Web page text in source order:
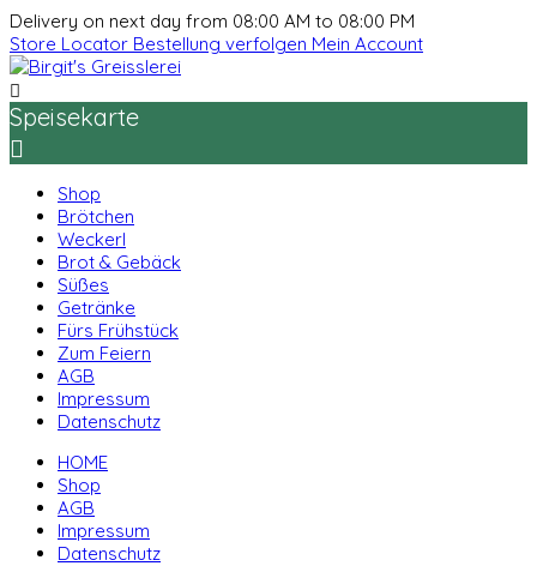
Delivery on next day from 08:00 AM to 08:00 PM
Store Locator Bestellung verfolgen Mein Account

Speisekarte

Shop
Brötchen
Weckerl
Brot & Gebäck
Süßes
Getränke
Fürs Frühstück
Zum Feiern
AGB
Impressum
Datenschutz
HOME
Shop
AGB
Impressum
Datenschutz